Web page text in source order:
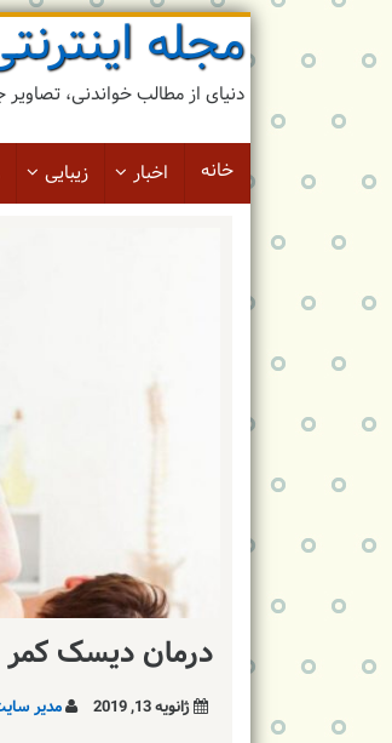
رد
کردن
رفتن
مطلب
مجله
دنیای از مطالب خواندنی،
خانه اخبار زیبایی
درمان دیسک کمر
ژانویه 13, 2019 مدیر